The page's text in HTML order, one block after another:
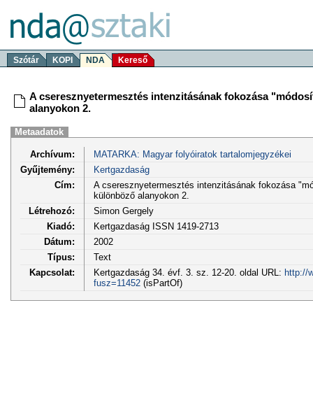
Szótár KOPI NDA Kereső
A cseresznyetermesztés intenzitásának fokozása
alanyokon 2.
Metaadatok
Archívum:
MATARKA: Magyar folyóiratok tartalomjegyzékei
Gyűjtemény:
Kertgazdaság
Cím:
A cseresznyetermesztés intenzitásának fokozása
különböző alanyokon 2.
Létrehozó:
Simon Gergely
Kiadó:
Kertgazdaság ISSN 1419-2713
Dátum:
2002
Típus:
Text
Kapcsolat:
Kertgazdaság 34. évf. 3. sz. 12-20. oldal URL: http://
fusz=11452(isPartOf)